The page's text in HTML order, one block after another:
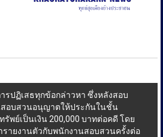
รปฏิเสธทุกข้อกล่าวหา ซึ่งหลังสอบ
สอบสวนอนุญาตให้ประกันในชั้น
พย์เป็นเงิน 200,000 บาทต่อคดี โดย
รายงานตัวกับพนักงานสอบสวนครั้งต่อ